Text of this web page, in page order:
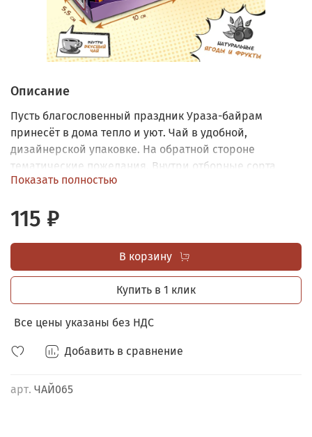
Добавить в сравнение
арт. ЧАЙ065
Описание
Пусть благословенный праздник Ураза-байрам
принесёт в дома тепло и уют. Чай в удобной,
дизайнерской упаковке. На обратной стороне
тематические пожелания. Внутри отборные сорта
чёрного и красного чая с натуральными добавками.
Показать полностью
115 ₽
В корзину
Купить в 1 клик
Все цены указаны без НДС